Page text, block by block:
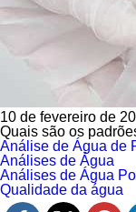
10 de fevereiro de
Quais são os
Análise de Água de
Análises de Água
Análises de Água
Qualidade da água